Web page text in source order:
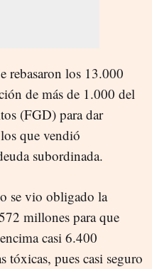
rebasaron los 13.000
de más de 1.000 del
(FGD) para dar
que vendió
subordinada.
se vio obligado la
millones para que
casi 6.400
tóxicas, pues casi seguro